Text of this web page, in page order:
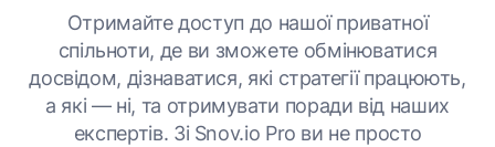
Отримайте доступ до нашої приватної
спільноти, де ви зможете обмінюватися
досвідом, дізнаватися, які стратегії працюють,
а які — ні, та отримувати поради від наших
експертів. Зі Snov.io Pro ви не просто